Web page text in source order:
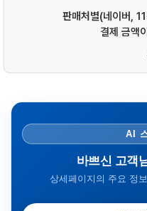
판매처별(네이버,
결제 금액
AI
바쁘신 고객
상세페이지의 주요 정